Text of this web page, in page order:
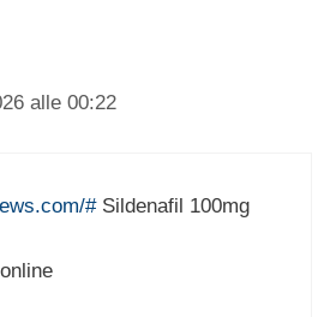
alle 00:22
#Sildenafil 100mg